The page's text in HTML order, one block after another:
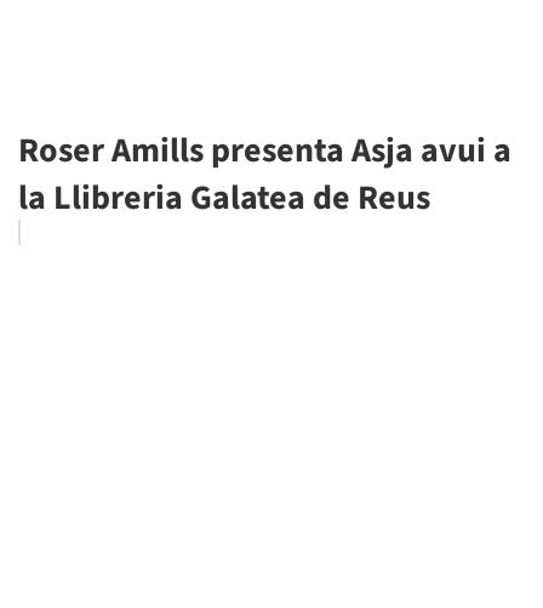
Roser Amills presenta Asja avui a
la Llibreria Galatea de Reus